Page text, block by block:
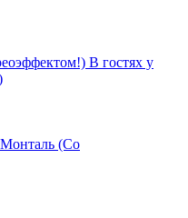
В гостях у
Монталь (Со